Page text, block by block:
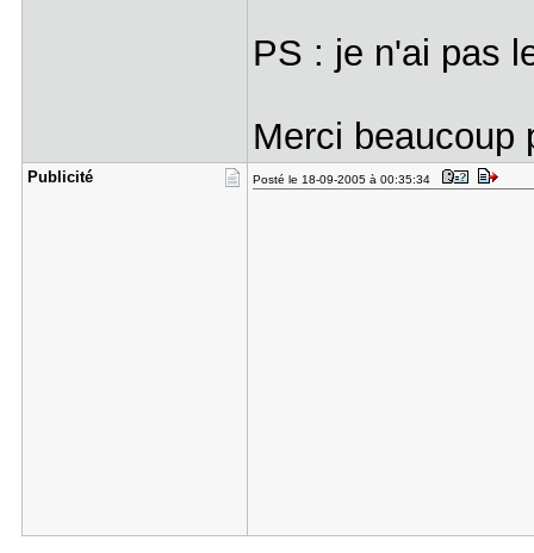
PS : je n'ai pas
Merci beaucoup
Publicité Posté le 18-09-2005 à 00:35:34